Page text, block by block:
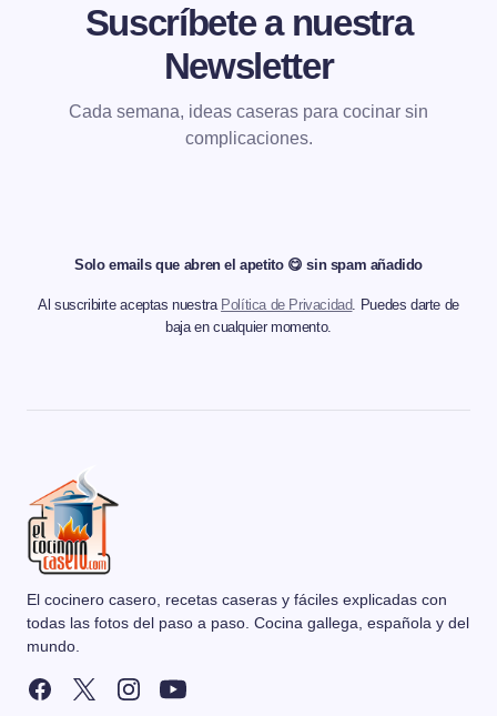
Suscríbete a nuestra
Newsletter
Cada semana, ideas caseras para cocinar sin
complicaciones.
Solo emails que abren el apetito 😋 sin spam añadido
Al suscribirte aceptas nuestra Política de Privacidad. Puedes darte de
baja en cualquier momento.
El cocinero casero, recetas caseras y fáciles explicadas con
todas las fotos del paso a paso. Cocina gallega, española y del
mundo.